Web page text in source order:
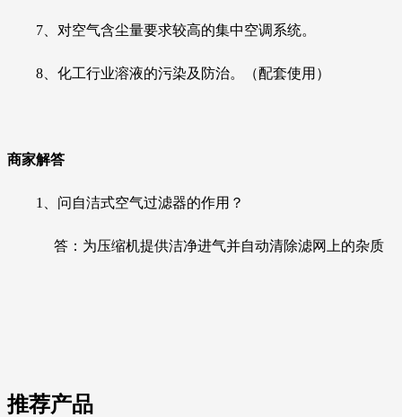
7、对空气含尘量要求较高的集中空调系统。
8、化工行业溶液的污染及防治。（配套使用）
商家解答
1、 问自洁式空气过滤器的作用？
答 ：为压缩机提供洁净进气并自动清除滤网上的杂质
推荐产品